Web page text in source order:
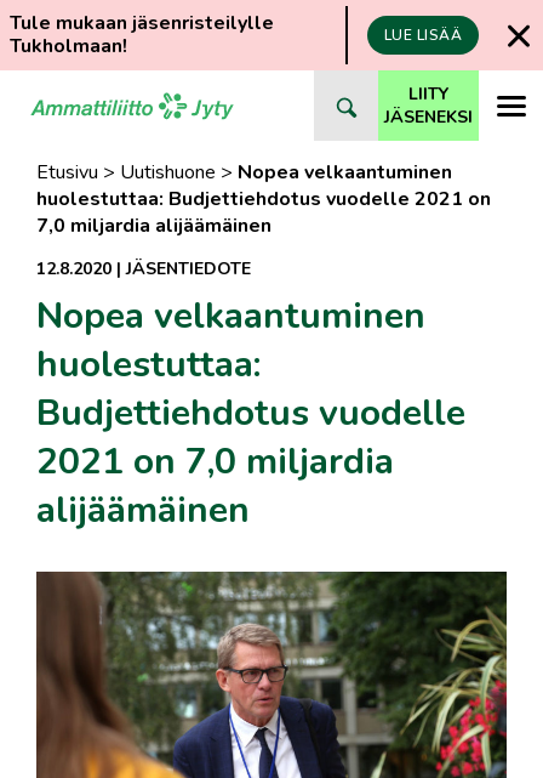
Tule mukaan jäsenristeilylle
Tukholmaan!
LUE LISÄÄ
suoraan
LIITY
JÄSENEKSI
Etusivu > Uutishuone > Nopea velkaantuminen
huolestuttaa: Budjettiehdotus vuodelle 2021 on
7,0 miljardia alijäämäinen
12.8.2020 |JÄSENTIEDOTE
Nopea velkaantuminen
huolestuttaa:
Budjettiehdotus vuodelle
2021 on 7,0 miljardia
alijäämäinen